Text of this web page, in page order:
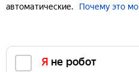
автоматические.
Почему это
Я не робот